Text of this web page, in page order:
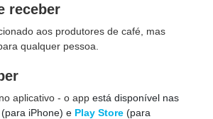
receber
aos produtores de café, mas
qualquer pessoa.
aplicativo - o app está disponível nas
(para iPhone) e Play Store (para